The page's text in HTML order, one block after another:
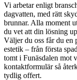
Vi arbetar enligt
dagvatten, med rätt
brunnar. Alla moment
du vet att din lösning
Väljer du oss får du en
estetik – från första
tomt i Funäsdalen mot
kontaktformulär så
tydlig offert.